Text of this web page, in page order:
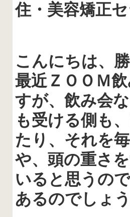
住・美容矯正セ
こんにちは、勝
最近ＺＯＯＭ
すが、飲み会
も受ける側も
たり、それを
や、頭の重さ
いると思うの
あるのでしょう